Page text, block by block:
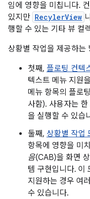
임에 영향을 미칩니다.
있지만 RecylerView
행할 수 있는 기타 뷰 컬
상황별 작업을 제공하는
첫째, 플로팅 컨텍
텍스트 메뉴 지원
메뉴 항목의 플로
사함). 사용자는
을 실행할 수 있습
둘째, 상황별 작업
항목에 영향을 미
음(CAB)을 화면
템 구현입니다. 이
지원하는 경우 여
수 있습니다.